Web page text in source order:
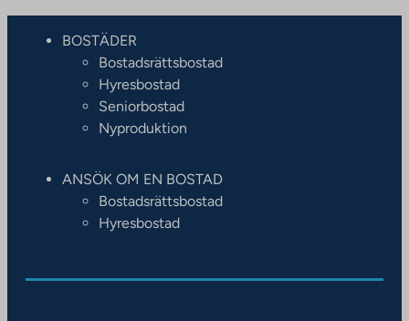
BOSTÄDER
Bostadsrättsbostad
Hyresbostad
Seniorbostad
Nyproduktion
ANSÖK OM EN BOSTAD
Bostadsrättsbostad
Hyresbostad